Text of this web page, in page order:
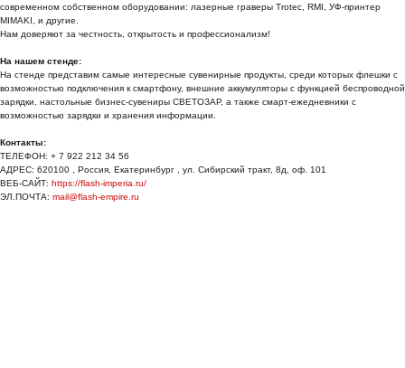
современном собственном оборудовании: лазерные граверы Trotec, RMI, УФ-принтер
MIMAKI, и другие.
Нам доверяют за честность, открытость и профессионализм!
На нашем стенде:
На стенде представим самые интересные сувенирные продукты, среди которых флешки с
возможностью подключения к смартфону, внешние аккумуляторы с функцией беспроводной
зарядки, настольные бизнес-сувениры СВЕТОЗАР, а также смарт-ежедневники с
возможностью зарядки и хранения информации.
Контакты:
ТЕЛЕФОН: + 7 922 212 34 56
АДРЕС: 620100 , Россия, Екатеринбург , ул. Сибирский тракт, 8д, оф. 101
ВЕБ-САЙТ: https://flash-imperia.ru/
ЭЛ.ПОЧТА: mail@flash-empire.ru